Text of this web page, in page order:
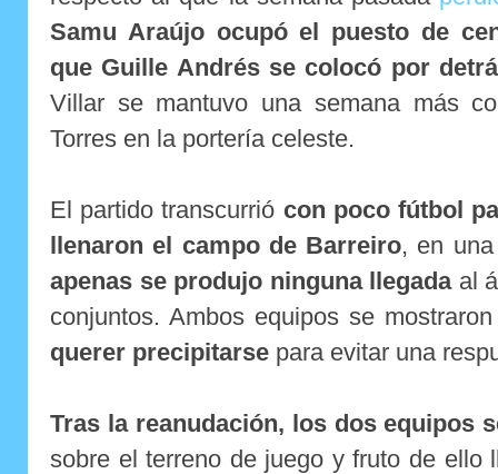
Samu Araújo ocupó el puesto de
que Guille Andrés se colocó por
Villar se mantuvo una semana más
Torres en la portería celeste.
El partido transcurrió con poco fútbol
llenaron el campo de Barreiro, en
apenas se produjo ninguna llegadaal
conjuntos. Ambos equipos se
querer precipitarse para evitar una
Tras la reanudación, los dos equipos
sobre el terreno de juego y fruto de ello